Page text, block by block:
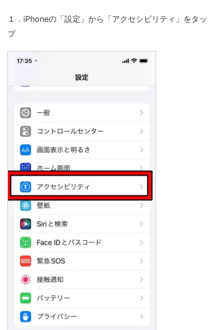
１．iPhoneの「設定」から「アクセシビリティ」をタッ
プ